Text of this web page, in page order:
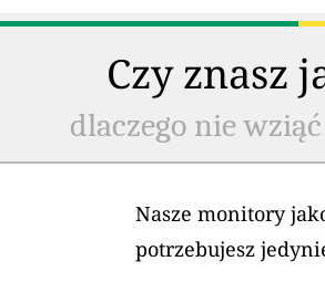
Czy znasz
dlaczego nie
Nasze monitory
potrzebujesz